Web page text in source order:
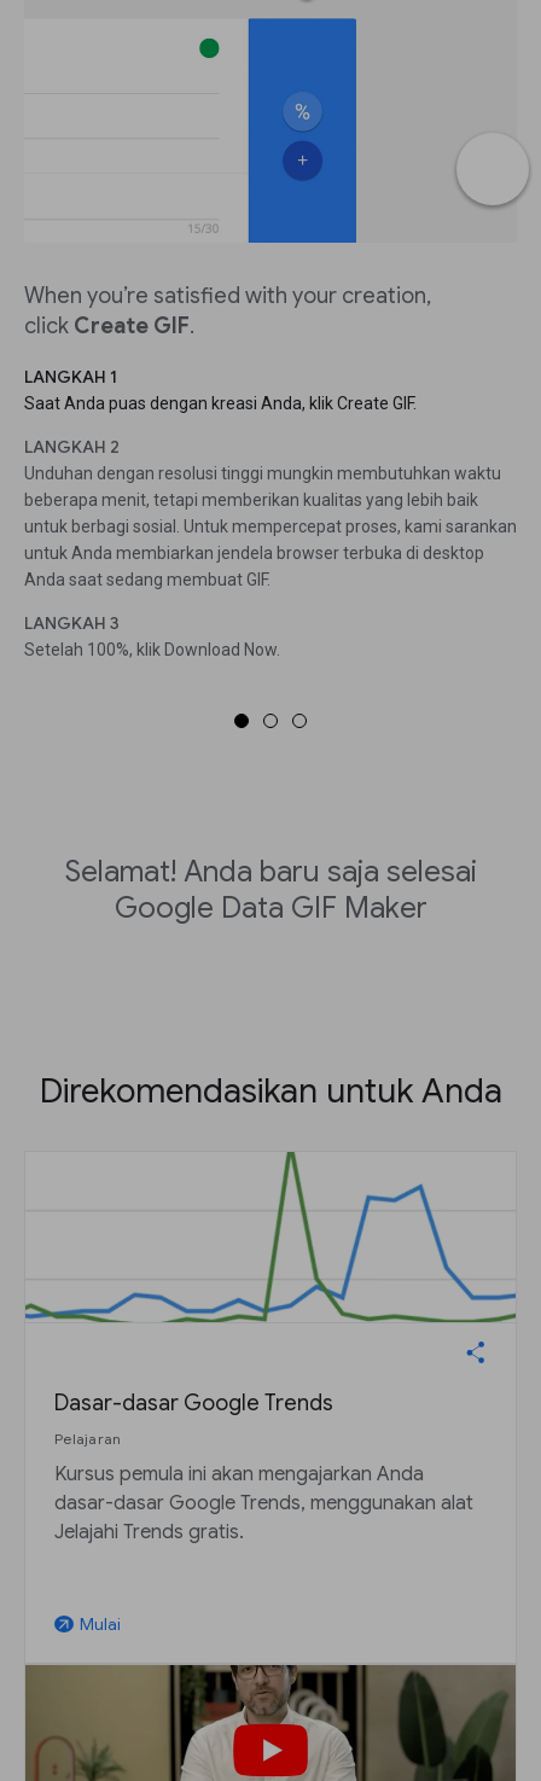
When you’re satisfied with your creation,
click Create GIF.
LANGKAH 1
Saat Anda puas dengan kreasi Anda, klik Create GIF.
LANGKAH 2
Unduhan dengan resolusi tinggi mungkin membutuhkan waktu
beberapa menit, tetapi memberikan kualitas yang lebih baik
untuk berbagi sosial. Untuk mempercepat proses, kami sarankan
untuk Anda membiarkan jendela browser terbuka di desktop
Anda saat sedang membuat GIF.
LANGKAH 3
Setelah 100%, klik Download Now.
Selamat! Anda baru saja selesai
Google Data GIF Maker
Direkomendasikan untuk Anda
Dasar-dasar Google Trends
Pelajaran
Kursus pemula ini akan mengajarkan Anda
dasar-dasar Google Trends, menggunakan alat
Jelajahi Trends gratis.
arrow_outward Mulai